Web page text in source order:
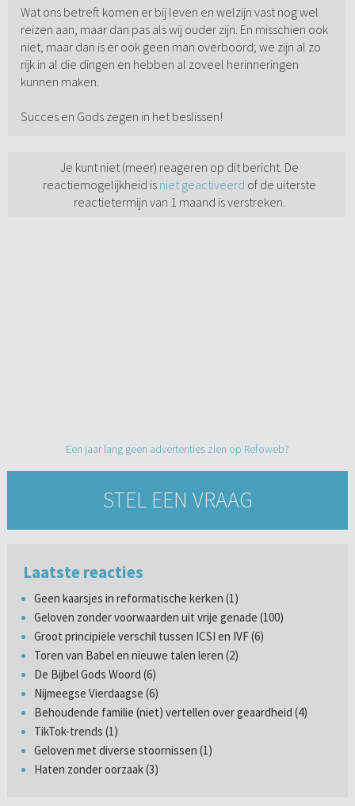
Wat ons betreft komen er bij leven en welzijn vast nog wel
reizen aan, maar dan pas als wij ouder zijn. En misschien ook
niet, maar dan is er ook geen man overboord; we zijn al zo
rijk in al die dingen en hebben al zoveel herinneringen
kunnen maken.
Succes en Gods zegen in het beslissen!
Je kunt niet (meer) reageren op dit bericht. De
reactiemogelijkheid is niet geactiveerd of de uiterste
reactietermijn van 1 maand is verstreken.
Een jaar lang geen advertenties zien op Refoweb?
STEL EEN VRAAG
Laatste reacties
Geen kaarsjes in reformatische kerken (1)
Geloven zonder voorwaarden uit vrije genade (100)
Groot principiële verschil tussen ICSI en IVF (6)
Toren van Babel en nieuwe talen leren (2)
De Bijbel Gods Woord (6)
Nijmeegse Vierdaagse (6)
Behoudende familie (niet) vertellen over geaardheid (4)
TikTok-trends (1)
Geloven met diverse stoornissen (1)
Haten zonder oorzaak (3)